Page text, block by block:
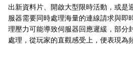
出新資料片、開啟大型限時活動，或是
服器需要同時處理海量的連線請求與即
理壓力可能導致伺服器回應遲緩，部分
處理，從玩家的直觀感受上，便表現為